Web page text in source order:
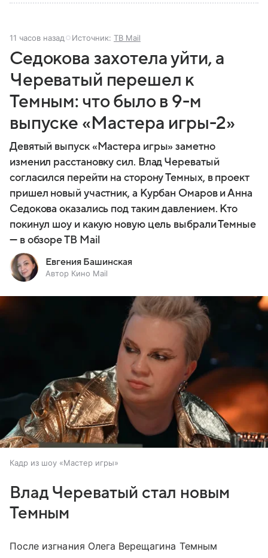
11 часов назад Источник: ТВ Mail
Седокова захотела уйти, а
Череватый перешел к
Темным: что было в 9-м
выпуске «Мастера игры-2»
Девятый выпуск «Мастера игры» заметно
изменил расстановку сил. Влад Череватый
согласился перейти на сторону Темных, в проект
пришел новый участник, а Курбан Омаров и Анна
Седокова оказались под таким давлением. Кто
покинул шоу и какую новую цель выбрали Темные
— в обзоре ТВ Mail
Евгения Башинская
Автор Кино Mail
Кадр из шоу «Мастер игры»
Влад Череватый стал новым
Темным
После изгнания Олега Верещагина Темным